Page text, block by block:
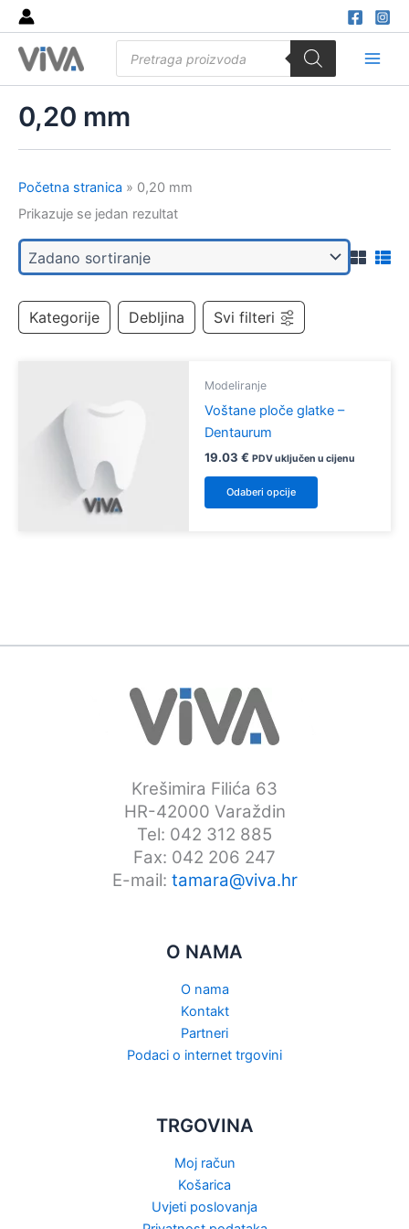
Skip
to
content
search
0,20 mm
Početna stranica » 0,20 mm
Prikazuje se jedan rezultat
Kategorije Debljina Svi filteri
Modeliranje
Voštane ploče glatke –
Dentaurum
19.03 € PDV uključen u cijenu
Odaberi opcije
Ovaj
proizvod
Krešimira Filića 63
HR-42000 Varaždin
Tel: 042 312 885
Fax: 042 206 247
E-mail: tamara@viva.hr
O NAMA
O nama
Kontakt
Partneri
Podaci o internet trgovini
TRGOVINA
Moj račun
Košarica
Uvjeti poslovanja